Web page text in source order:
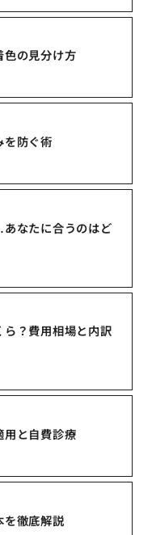
色の見分け方
を防ぐ術
なたに合うのはど
？費用相場と内訳
用と自費診療
を徹底解説